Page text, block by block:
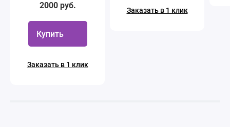
2000 руб.
Купить
Заказать в 1 клик
Заказать в 1 клик